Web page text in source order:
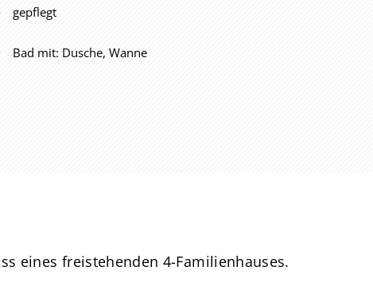
gepflegt
Bad mit: Dusche, Wanne
eines freistehenden 4-Familienhauses.